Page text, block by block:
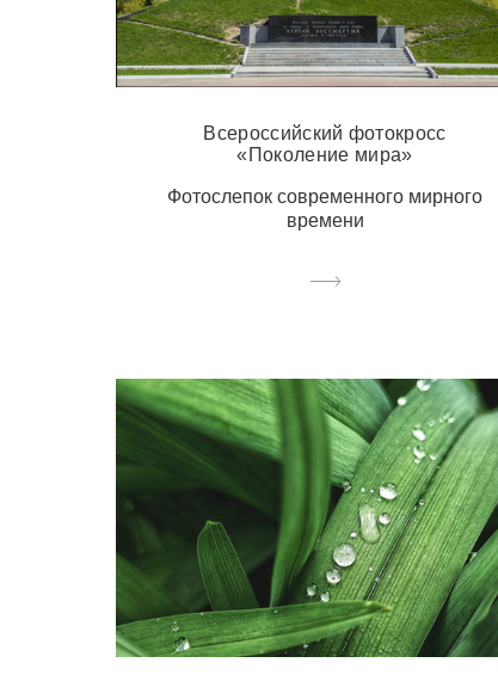
Всероссийский фотокросс
«Поколение мира»
Фотослепок современного мирного
времени